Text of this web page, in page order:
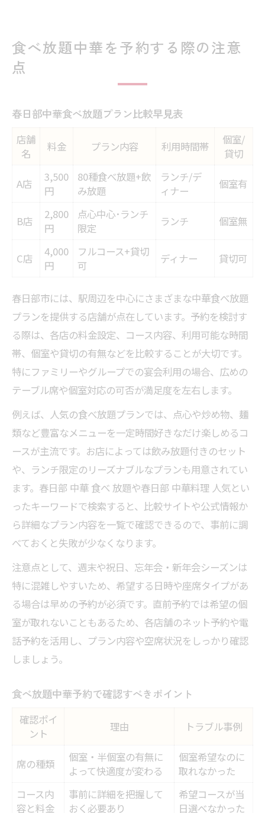
食べ放題中華を予約する際の注意
点
春日部中華食べ放題プラン比較早見表
店舗
名
料金 プラン内容 利用時間帯
個室/
貸切
A店
3,500
円
80種食べ放題+飲
み放題
ランチ/デ
ィナー
個室有
B店
2,800
円
点心中心･ランチ
限定
ランチ 個室無
C店
4,000
円
フルコース+貸切
可
ディナー 貸切可
春日部市には、駅周辺を中心にさまざまな中華食べ放題
プランを提供する店舗が点在しています。予約を検討す
る際は、各店の料金設定、コース内容、利用可能な時間
帯、個室や貸切の有無などを比較することが大切です。
特にファミリーやグループでの宴会利用の場合、広めの
テーブル席や個室対応の可否が満足度を左右します。
例えば、人気の食べ放題プランでは、点心や炒め物、麺
類など豊富なメニューを一定時間好きなだけ楽しめるコ
ースが主流です。お店によっては飲み放題付きのセット
や、ランチ限定のリーズナブルなプランも用意されてい
ます。春日部 中華 食べ 放題や春日部 中華料理 人気とい
ったキーワードで検索すると、比較サイトや公式情報か
ら詳細なプラン内容を一覧で確認できるので、事前に調
べておくと失敗が少なくなります。
注意点として、週末や祝日、忘年会・新年会シーズンは
特に混雑しやすいため、希望する日時や座席タイプがあ
る場合は早めの予約が必須です。直前予約では希望の個
室が取れないこともあるため、各店舗のネット予約や電
話予約を活用し、プラン内容や空席状況をしっかり確認
しましょう。
食べ放題中華予約で確認すべきポイント
確認ポイ
ント
理由 トラブル事例
席の種類
個室・半個室の有無に
よって快適度が変わる
個室希望なのに
取れなかった
コース内
容と料金
事前に詳細を把握して
おく必要あり
希望コースが当
日選べなかった